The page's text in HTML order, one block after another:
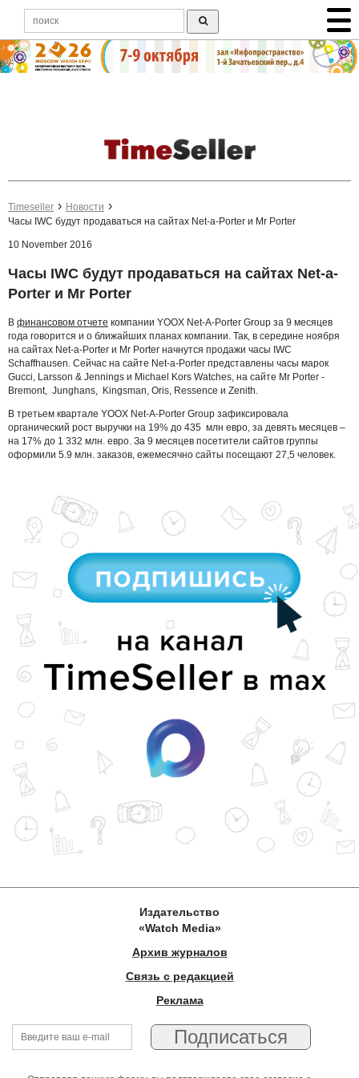
Timeseller
Новости
Часы IWC будут продаваться на сайтах Net-a-Porter и Mr Porter
10 November 2016
Часы IWC будут продаваться на сайтах Net-a-
Porter и Mr Porter
В финансовом отчете компании YOOX Net-A-Porter Group за 9 месяцев
года говорится и о ближайших планах компании. Так, в середине ноября
на сайтах Net-a-Porter и Mr Porter начнутся продажи часы IWC
Schaffhausen. Сейчас на сайте Net-a-Porter представлены часы марок
Gucci, Larsson & Jennings и Michael Kors Watches, на сайте Mr Porter -
Bremont, Junghans, Kingsman, Oris, Ressence и Zenith.
В третьем квартале YOOX Net-A-Porter Group зафиксировала
органический рост выручки на 19% до 435 млн евро, за девять месяцев –
на 17% до 1 332 млн. евро. За 9 месяцев посетители сайтов группы
оформили 5.9 млн. заказов, ежемесячно сайты посещают 27,5 человек.
Издательство
«Watch Media»
Архив журналов
Связь с редакцией
Реклама